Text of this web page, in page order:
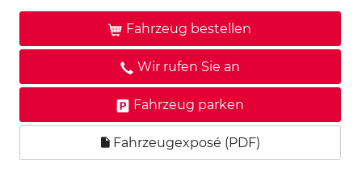
Fahrzeug bestellen
Wir rufen Sie an
Fahrzeug parken
Fahrzeugexposé (PDF)